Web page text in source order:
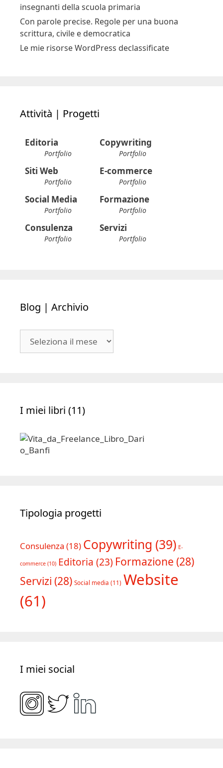
insegnanti della scuola primaria
Con parole precise. Regole per una buona
scrittura, civile e democratica
Le mie risorse WordPress declassificate
Attività | Progetti
Editoria
Portfolio
Copywriting
Portfolio
Siti Web
Portfolio
E-commerce
Portfolio
Social Media
Portfolio
Formazione
Portfolio
Consulenza
Portfolio
Servizi
Portfolio
Blog | Archivio
I miei libri (11)
Tipologia progetti
Consulenza (18) Copywriting (39) E-
commerce (10) Editoria (23) Formazione (28)
Servizi (28) Social media (11) Website
(61)
I miei social